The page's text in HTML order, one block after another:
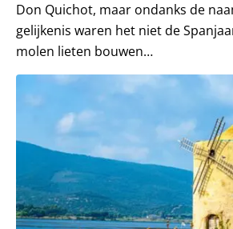
Don Quichot, maar ondanks de
gelijkenis waren het niet de
molen lieten bouwen…